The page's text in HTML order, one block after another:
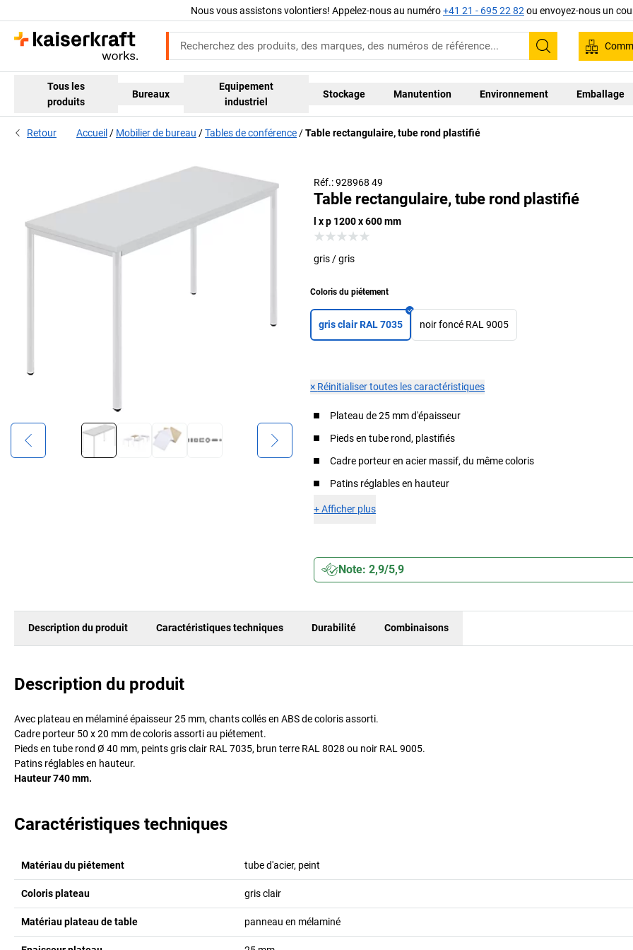
Nous vous assistons volontiers! Appelez-nous au numéro+41 21 - 695 22 82 ou envoyez-nous un
Recherche
Tous les
produits
Bureaux
Equipement
industriel
Stockage Manutention Environnement Emballage
Retour Accueil Mobilier de bureau Tables de conférence Table rectangulaire, tube rond plastifié
Réf.: 928968 49
Table rectangulaire, tube rond plastifié
l x p 1200 x 600 mm
gris / gris
Coloris du piétement
gris clair RAL 7035 noir foncé RAL 9005
× Réinitialiser toutes les caractéristiques
Plateau de 25 mm d'épaisseur
Pieds en tube rond, plastifiés
Cadre porteur en acier massif, du même coloris
Patins réglables en hauteur
+Afficher plus
Note: 2,9/5,9
Description du produit Caractéristiques techniques Durabilité Combinaisons
Description du produit
Avec plateau en mélaminé épaisseur 25 mm, chants collés en ABS de coloris assorti.
Cadre porteur 50 x 20 mm de coloris assorti au piétement.
Pieds en tube rond Ø 40 mm, peints gris clair RAL 7035, brun terre RAL 8028 ou noir RAL 9005.
Patins réglables en hauteur.
Hauteur 740 mm.
Caractéristiques techniques
Matériau du piétement tube d'acier, peint
Coloris plateau gris clair
Matériau plateau de table panneau en mélaminé